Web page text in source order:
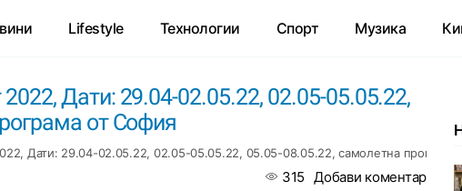
Lifestyle Технологии Спорт Музика
Дати: 29.04-02.05.22, 02.05-05.05.22,
от София
Дати: 29.04-02.05.22, 02.05-05.05.22, 05.05-08.05.22, самолетна програма
315 Добави коментар